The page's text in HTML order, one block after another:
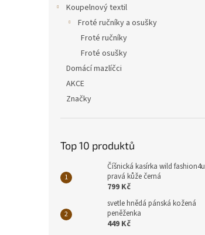
Koupelnový textil
Froté ručníky a osušky
Froté ručníky
Froté osušky
Domácí mazlíčci
AKCE
Značky
Top 10 produktů
Číšnická kasírka wild fashion4u
pravá kůže černá
799 Kč
svetle hnědá pánská kožená
peněženka
449 Kč